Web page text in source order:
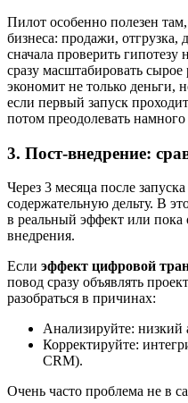
Пилот особенно полезен
бизнеса: продажи,
сначала проверить
сразу масштабировать
экономит не только деньги,
если первый запуск
потом преодолевать
3. Пост-внедрение:
Через 3 месяца после
содержательную дельту. В
в реальный эффект или пока
внедрения.
Если эффект цифровой
повод сразу объявлять
разобраться в причинах:
Анализируйте: низкий
Корректируйте:
CRM).
Очень часто проблема не в